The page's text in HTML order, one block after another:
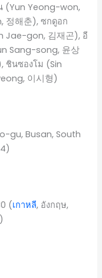
(Yun Yeong-won,
정해춘), ซกดูอก
Jae-gon, 김재곤), อี
Sang-song, 윤상
ชินซองโม (Sin
이시형)
gu, Busan, South
(เกาหลี, อังกฤษ,